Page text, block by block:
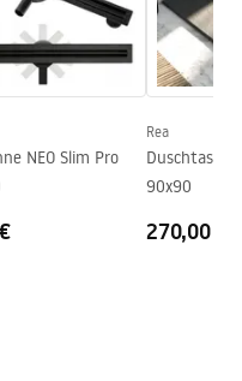
der Duschwanne oder auf
Boden
mm
monate
auf einer Seite der Scheibe
NEO Slim Pro
Rea
Duschtasse
90x90
270,00 €